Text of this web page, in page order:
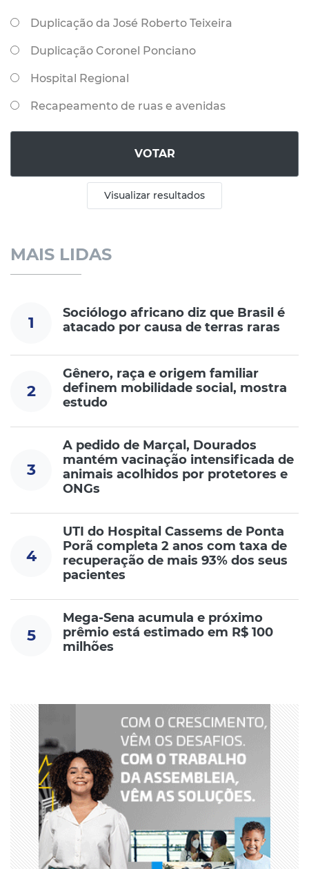
Duplicação da José Roberto Teixeira
Duplicação Coronel Ponciano
Hospital Regional
Recapeamento de ruas e avenidas
VOTAR
Visualizar resultados
MAIS LIDAS
1
Sociólogo africano diz que Brasil é
atacado por causa de terras raras
2
Gênero, raça e origem familiar
definem mobilidade social, mostra
estudo
3
A pedido de Marçal, Dourados
mantém vacinação intensificada de
animais acolhidos por protetores e
ONGs
4
UTI do Hospital Cassems de Ponta
Porã completa 2 anos com taxa de
recuperação de mais 93% dos seus
pacientes
5
Mega-Sena acumula e próximo
prêmio está estimado em R$ 100
milhões